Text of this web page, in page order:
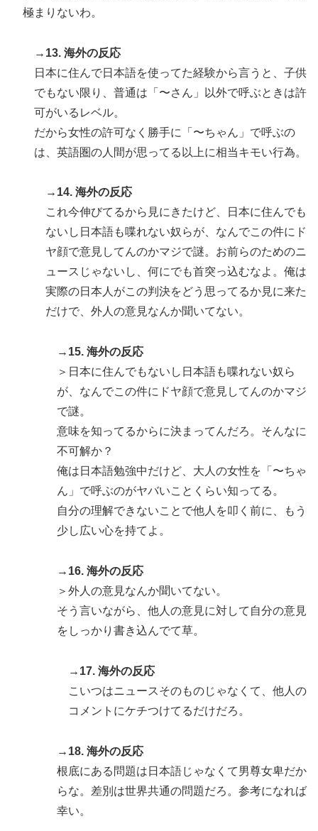
極まりないわ。
→13. 海外の反応
日本に住んで日本語を使ってた経験から言うと、子供
でもない限り、普通は「〜さん」以外で呼ぶときは許
可がいるレベル。
だから女性の許可なく勝手に「〜ちゃん」で呼ぶの
は、英語圏の人間が思ってる以上に相当キモい行為。
→14. 海外の反応
これ今伸びてるから見にきたけど、日本に住んでも
ないし日本語も喋れない奴らが、なんでこの件にド
ヤ顔で意見してんのかマジで謎。お前らのためのニ
ュースじゃないし、何にでも首突っ込むなよ。俺は
実際の日本人がこの判決をどう思ってるか見に来た
だけで、外人の意見なんか聞いてない。
→15. 海外の反応
＞日本に住んでもないし日本語も喋れない奴ら
が、なんでこの件にドヤ顔で意見してんのかマジ
で謎。
意味を知ってるからに決まってんだろ。そんなに
不可解か？
俺は日本語勉強中だけど、大人の女性を「〜ちゃ
ん」で呼ぶのがヤバいことくらい知ってる。
自分の理解できないことで他人を叩く前に、もう
少し広い心を持てよ。
→16. 海外の反応
＞外人の意見なんか聞いてない。
そう言いながら、他人の意見に対して自分の意見
をしっかり書き込んでて草。
→17. 海外の反応
こいつはニュースそのものじゃなくて、他人の
コメントにケチつけてるだけだろ。
→18. 海外の反応
根底にある問題は日本語じゃなくて男尊女卑だか
らな。差別は世界共通の問題だろ。参考になれば
幸い。